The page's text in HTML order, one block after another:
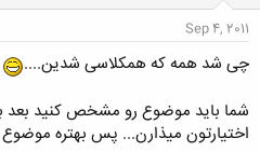
Sep 4, 2011
چی شد همه که همکلاسی شدین....
شما باید موضوع رو مشخص کنید بعد
اختیارتون میذارن... پس بهتره